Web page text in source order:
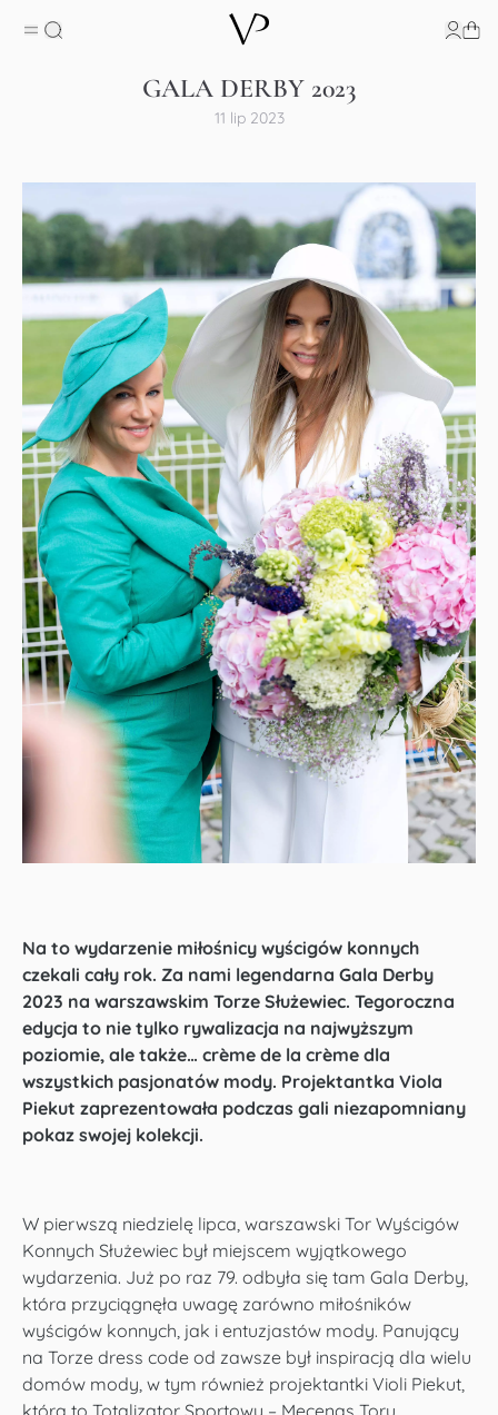
GALA DERBY 2023
11 lip 2023
Na to wydarzenie miłośnicy wyścigów konnych
czekali cały rok. Za nami legendarna Gala Derby
2023 na warszawskim Torze Służewiec. Tegoroczna
edycja to nie tylko rywalizacja na najwyższym
poziomie, ale także… crème de la crème dla
wszystkich pasjonatów mody. Projektantka Viola
Piekut zaprezentowała podczas gali niezapomniany
pokaz swojej kolekcji.
W pierwszą niedzielę lipca, warszawski Tor Wyścigów
Konnych Służewiec był miejscem wyjątkowego
wydarzenia. Już po raz 79. odbyła się tam Gala Derby,
która przyciągnęła uwagę zarówno miłośników
wyścigów konnych, jak i entuzjastów mody. Panujący
na Torze dress code od zawsze był inspiracją dla wielu
domów mody, w tym również projektantki Violi Piekut,
którą to Totalizator Sportowy – Mecenas Toru